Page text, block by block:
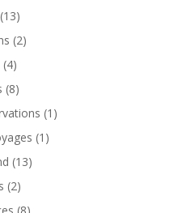
(13)
(2)
(4)
(8)
(1)
(1)
(13)
(2)